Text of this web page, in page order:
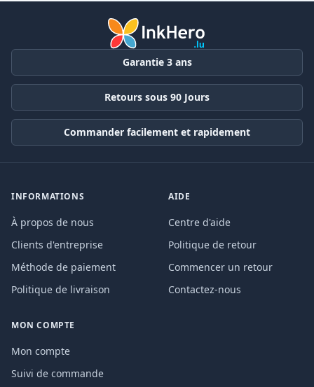
Garantie 3 ans
Retours sous 90 Jours
Commander facilement et rapidement
INFORMATIONS
À propos de nous
Clients d'entreprise
Méthode de paiement
Politique de livraison
AIDE
Centre d'aide
Politique de retour
Commencer un retour
Contactez-nous
MON COMPTE
Mon compte
Suivi de commande